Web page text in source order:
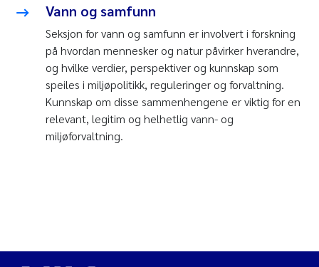
Vann og samfunn
Seksjon for vann og samfunn er involvert i forskning
på hvordan mennesker og natur påvirker hverandre,
og hvilke verdier, perspektiver og kunnskap som
speiles i miljøpolitikk, reguleringer og forvaltning.
Kunnskap om disse sammenhengene er viktig for en
relevant, legitim og helhetlig vann- og
miljøforvaltning.